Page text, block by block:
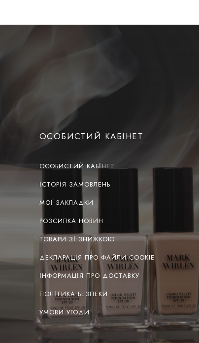
ОСОБИСТИЙ КАБІНЕТ
ОСОБИСТИЙ КАБІНЕТ
ІСТОРІЯ ЗАМОВЛЕНЬ
МОЇ ЗАКЛАДКИ
РОЗСИЛКА НОВИН
ТОВАРИ ЗІ ЗНИЖКОЮ
ДЕКЛАРАЦІЯ ПРО ФАЙЛИ COOKIE
ІНФОРМАЦІЯ ПРО ДОСТАВКУ
ПОЛІТИКА БЕЗПЕКИ
УМОВИ УГОДИ